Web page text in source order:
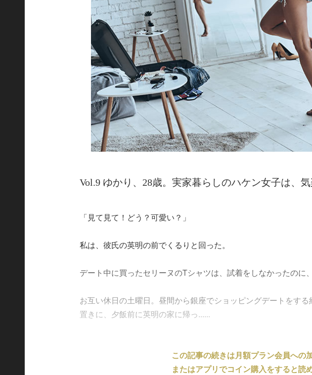
Vol.9 ゆかり、28歳。実家暮らしのハケン女子は、気
「見て見て！どう？可愛い？」
私は、彼氏の英明の前でくるりと回った。
デート中に買ったセリーヌのTシャツは、試着をしなかったのに
お互い休日の土曜日。昼間から銀座でショッピングデートをす
置きに、夕飯前に英明の家に帰っ......
この記事の続きは月額プラン会員への加
またはアプリでコイン購入をすると読